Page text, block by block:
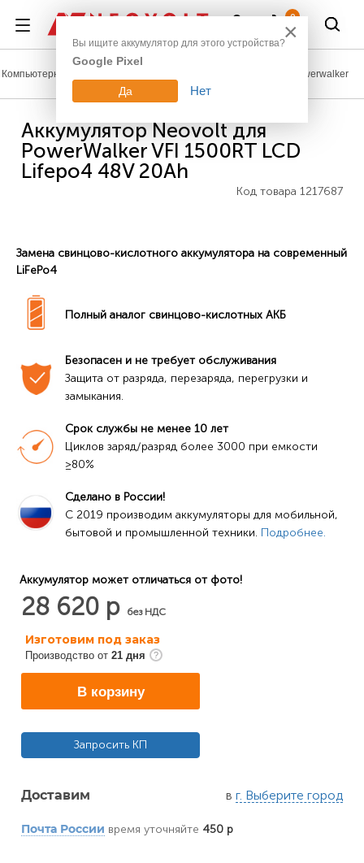
0
Компьютерная техника Powerwalker
Аккумулятор Neovolt для
PowerWalker VFI 1500RT LCD
Lifepo4 48V 20Ah
Код товара 1217687
Замена свинцово-кислотного аккумулятора на современный
LiFePo4
Полный аналог свинцово-кислотных АКБ
Безопасен и не требует обслуживания
Защита от разряда, перезаряда, перегрузки и
замыкания.
Срок службы не менее 10 лет
Циклов заряд/разряд более 3000 при емкости
≥80%
Сделано в России!
C 2019 производим аккумуляторы для мобильной,
бытовой и промышленной техники. Подробнее.
Аккумулятор может отличаться от фото!
28 620 р без НДС
Изготовим под заказ
Производство от 21 дня
В корзину
Запросить КП
Доставим в г. Выберите город
Почта России время уточняйте 450 р
×
Вы ищите аккумулятор для этого устройства?
Google Pixel
Да Нет